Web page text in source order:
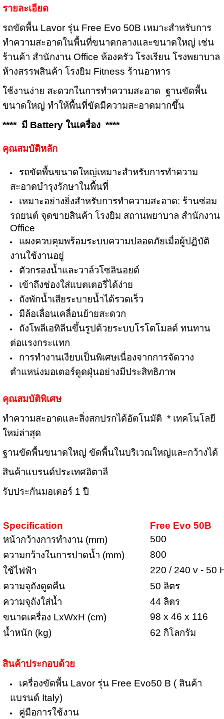
รายละเอียด
รถขัดพื้น Lavor รุ่น Free Evo 50B เหมาะสำหรับการ
ทำความสะอาดในพื้นที่ขนาดกลางและขนาดใหญ่ เช่น
ร้านค้า สำนักงาน Office ห้องครัว โรงเรียน โรงพยาบาล
ห้างสรรพสินค้า โรงยิม Fitness ร้านอาหาร
ใช้งานง่าย สะดวกในการทำความสะอาด ฐานขัดพื้น
ขนาดใหญ่ ทำให้พื้นที่ขัดมีความสะอาดมากขึ้น
**** มี Battery ในเครื่อง ****
คุณสมบัติหลัก
รถขัดพื้นขนาดใหญ่เหมาะสำหรับการทำความ
สะอาดบำรุงรักษาในพื้นที่
เหมาะอย่างยิ่งสำหรับการทำความสะอาด: ร้านซ่อม
รถยนต์ จุดขายสินค้า โรงยิม สถานพยาบาล สำนักงาน
Office
แผงควบคุมพร้อมระบบความปลอดภัยเมื่อผู้ปฏิบัติ
งานใช้งานอยู่
ตัวกรองน้ำและวาล์วโซลินอยด์
เข้าถึงช่องใส่แบตเตอรี่ได้ง่าย
ถังพักน้ำเสียระบายน้ำได้รวดเร็ว
มีล้อเลื่อนเคลื่อนย้ายสะดวก
ถังโพลีเอทิลีนขึ้นรูปด้วยระบบโรโตโมลด์ ทนทาน
ต่อแรงกระแทก
การทำงานเงียบเป็นพิเศษเนื่องจากการจัดวาง
ตำแหน่งมอเตอร์ดูดฝุ่นอย่างมีประสิทธิภาพ
คุณสมบัติพิเศษ
ทำความสะอาดและสิ่งสกปรกได้อัตโนมัติ * เทคโนโลยี
ใหม่ล่าสุด
ฐานขัดพื้นขนาดใหญ่ ขัดพื้นในบริเวณใหญ่และกว้างได้
สินค้าแบรนด์ประเทศอิตาลี
รับประกันมอเตอร์ 1 ปี
Specification
Free Evo 50B
หน้ากว้างการทำงาน (mm)
500
ความกว้างในการปาดน้ำ (mm)
800
ใช้ไฟฟ้า
220 / 240 v - 50
ความจุถังดูดคืน
50 ลิตร
ความจุถังใส่น้ำ
44 ลิตร
ขนาดเครื่อง LxWxH (cm)
98 x 46 x 116
น้ำหนัก (kg)
62 กิโลกรัม
สินค้าประกอบด้วย
เครื่องขัดพื้น Lavor รุ่น Free Evo50 B ( สินค้า
แบรนด์ Italy)
คู่มือการใช้งาน